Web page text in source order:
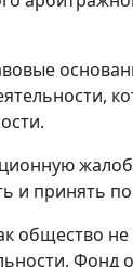
и принять
общество
Фонд